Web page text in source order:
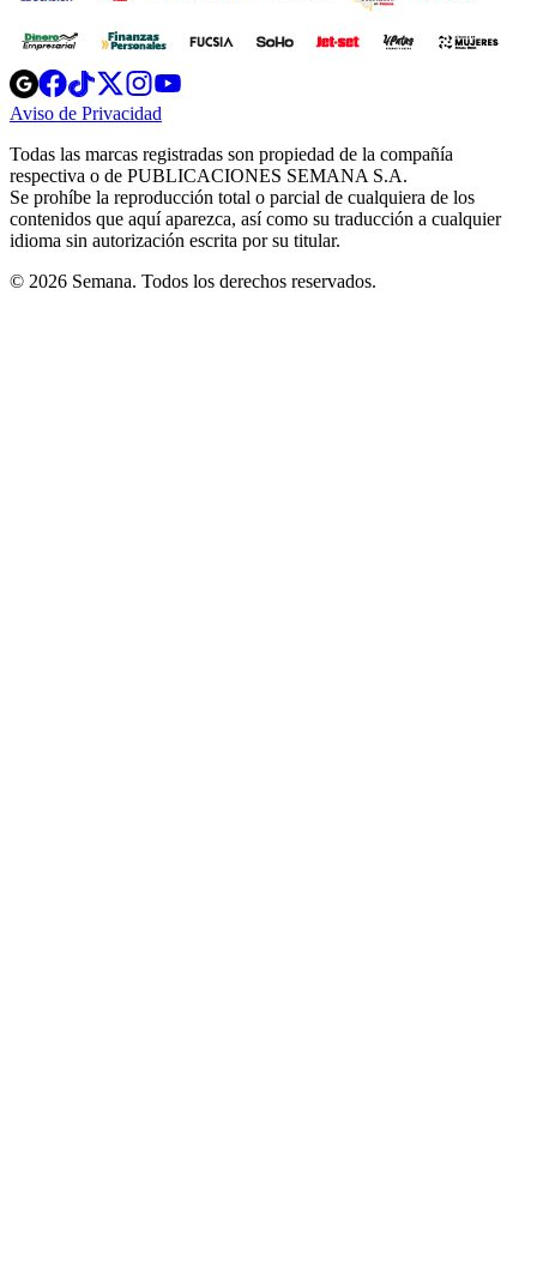
Opens
in
new
Opens
in
new
Opens
in
new
window
Opens
new
windowwindow
Aviso de Privacidad
new
window
Todas las marcas registradas son propiedad de la compañía
respectiva o de PUBLICACIONES SEMANA S.A.
Se prohíbe la reproducción total o parcial de cualquiera de los
contenidos que aquí aparezca, así como su traducción a cualquier
idioma sin autorización escrita por su titular.
© 2026 Semana. Todos los derechos reservados.